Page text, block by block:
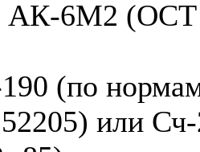
АК-6М2 (ОСТ
(по
или Сч-